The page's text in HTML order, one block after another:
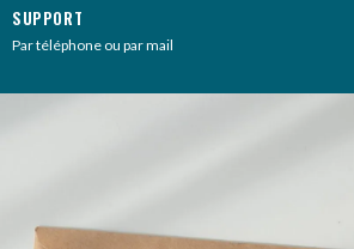
SUPPORT
Par téléphone ou par mail